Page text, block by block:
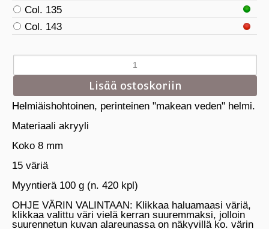
Col. 135
Col. 143
Helmiäishohtoinen, perinteinen "makean veden" helmi.
Materiaali akryyli
Koko 8 mm
15 väriä
Myyntierä 100 g (n. 420 kpl)
OHJE VÄRIN VALINTAAN: Klikkaa haluamaasi väriä,
klikkaa valittu väri vielä kerran suuremmaksi, jolloin
suurennetun kuvan alareunassa on näkyvillä ko. värin